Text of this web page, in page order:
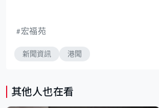
宏福苑
新聞資訊 港聞
其他人也在看